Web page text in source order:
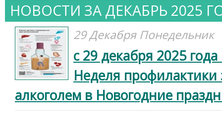
НОВОСТИ ЗА ДЕКАБРЬ 2025
29 Декабря Понедельник
с 29 декабря 2025
Неделя профилактики
алкоголем в Новогодние